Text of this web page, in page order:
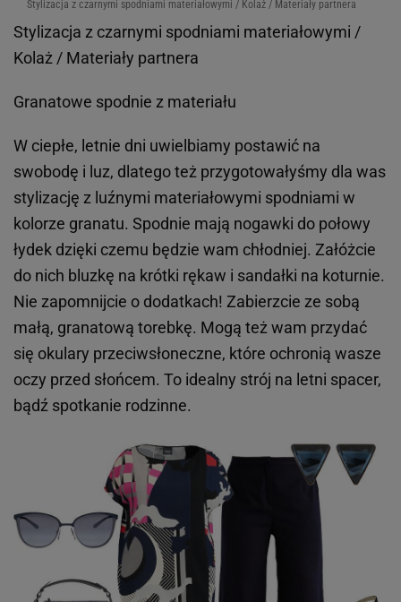
Stylizacja z czarnymi spodniami materiałowymi / Kolaż / Materiały partnera
Stylizacja z czarnymi spodniami materiałowymi /
Kolaż / Materiały partnera
Granatowe spodnie z materiału
W ciepłe, letnie dni uwielbiamy postawić na
swobodę i luz, dlatego też przygotowałyśmy dla was
stylizację z luźnymi materiałowymi spodniami w
kolorze granatu. Spodnie mają nogawki do połowy
łydek dzięki czemu będzie wam chłodniej. Załóżcie
do nich bluzkę na krótki rękaw i sandałki na koturnie.
Nie zapomnijcie o dodatkach! Zabierzcie ze sobą
małą, granatową torebkę. Mogą też wam przydać
się okulary przeciwsłoneczne, które ochronią wasze
oczy przed słońcem. To idealny strój na letni spacer,
bądź spotkanie rodzinne.